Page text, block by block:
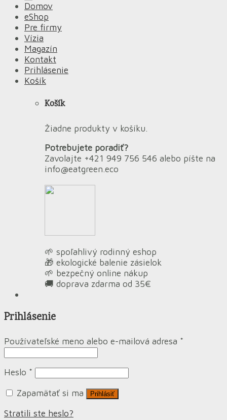
Domov
eShop
Pre firmy
Vízia
Magazín
Kontakt
Prihlásenie
Košík
Košík
Žiadne produkty v košíku.
Potrebujete poradiť?
Zavolajte +421 949 756 546 alebo píšte na
info@eatgreen.eco
🌱 spoľahlivý rodinný eshop
🎁 ekologické balenie zásielok
🌱 bezpečný online nákup
🚚 doprava zdarma od 35€
Prihlásenie
Používateľské meno alebo e-mailová adresa *
Heslo *
Zapamätať si ma
Prihlásiť
Stratili ste heslo?